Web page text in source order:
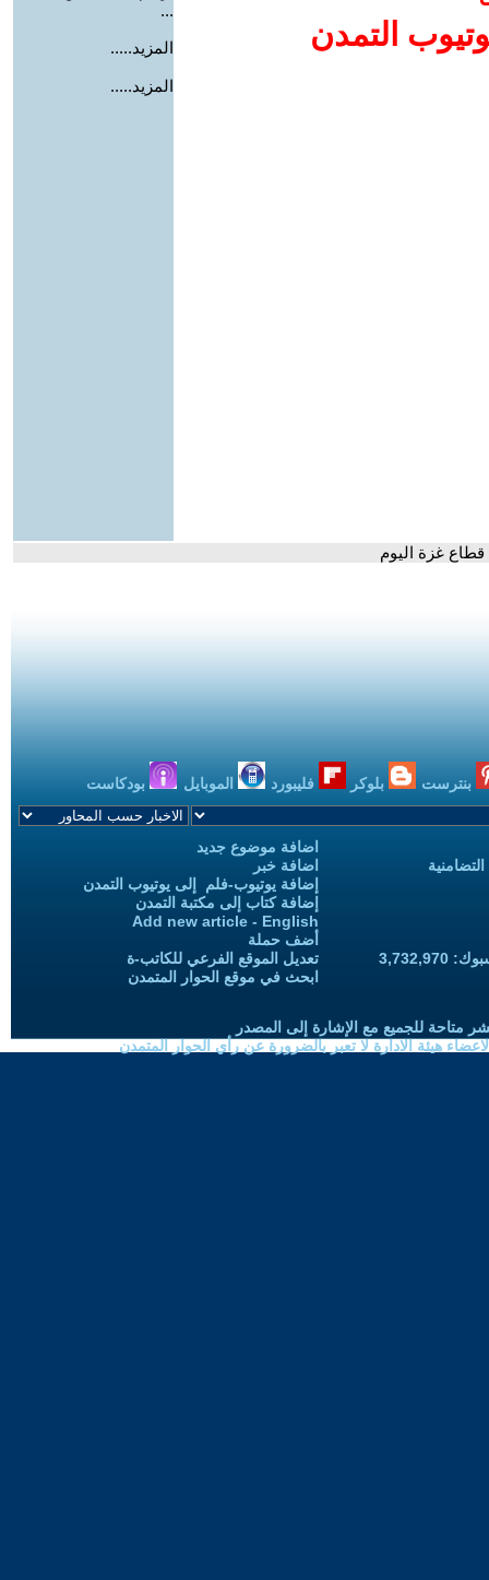
التمدن
...
المزيد.....
المزيد.....
بنترست بلوكر فليبورد الموبايل بودكاست
اضافة موضوع جديد
اضافة خبر
إضافة يوتيوب-فلم إلى يوتيوب التمدن
إضافة كتاب إلى مكتبة التمدن
Add new article - English
أضف حملة
تعديل الموقع الفرعي للكاتب-ة
ابحث في موقع الحوار المتمدن
متاحة للجميع مع الإشارة إلى المصدر
هيئة الادارة لا تعبر بالضرورة عن رأي الحوار المتمدن